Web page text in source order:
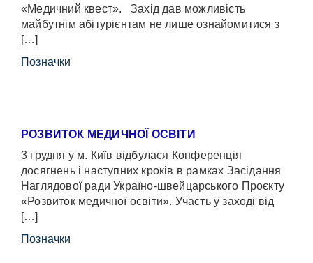
«Медичний квест». Захід дав можливість
майбутнім абітурієнтам не лише ознайомитися з
[…]
Позначки
РОЗВИТОК МЕДИЧНОЇ ОСВІТИ
3 грудня у м. Київ відбулася Конференція
досягнень і наступних кроків в рамках Засідання
Наглядової ради Україно-швейцарського Проєкту
«Розвиток медичної освіти». Участь у заході від
[…]
Позначки